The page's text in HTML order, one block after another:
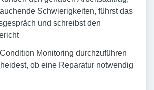
Schwierigkeiten, führst das
und schreibst den
Monitoring durchzuführen
ob eine Reparatur notwendig